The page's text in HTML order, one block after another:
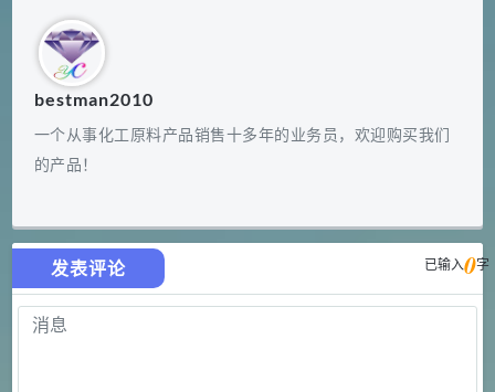
bestman2010
一个从事化工原料产品销售十多年的业务员，欢迎购买我们
的产品！
发表评论 已输入0字